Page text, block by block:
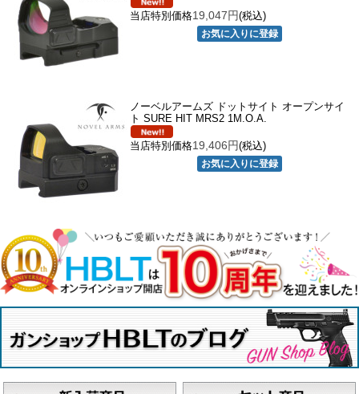
当店特別価格19,047円(税込)
ノーベルアームズ ドットサイト オープンサイ
ト SURE HIT MRS2 1M.O.A.
当店特別価格19,406円(税込)